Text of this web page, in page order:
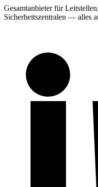
Gesamtanbieter für
Sicherheitszentralen — alles